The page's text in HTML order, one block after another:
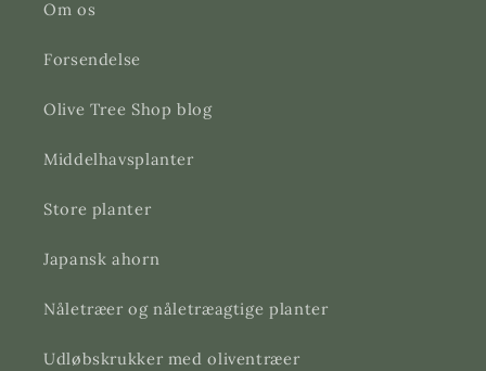
Om os
Forsendelse
Olive Tree Shop blog
Middelhavsplanter
Store planter
Japansk ahorn
Nåletræer og nåletræagtige planter
Udløbskrukker med oliventræer